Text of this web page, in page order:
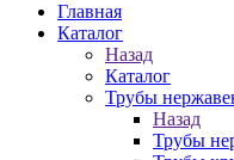
Главная
Каталог
Назад
Каталог
Трубы
Назад
Трубы